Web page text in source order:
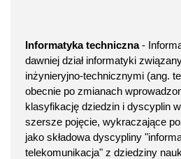
Informatyka techniczna-
dawniej dział informatyki
inżynieryjno-technicznymi (ang.
obecnie po zmianach
klasyfikację dziedzin i dyscyplin
szersze pojęcie, wykraczające
jako składowa dyscypliny
telekomunikacja" z dziedziny